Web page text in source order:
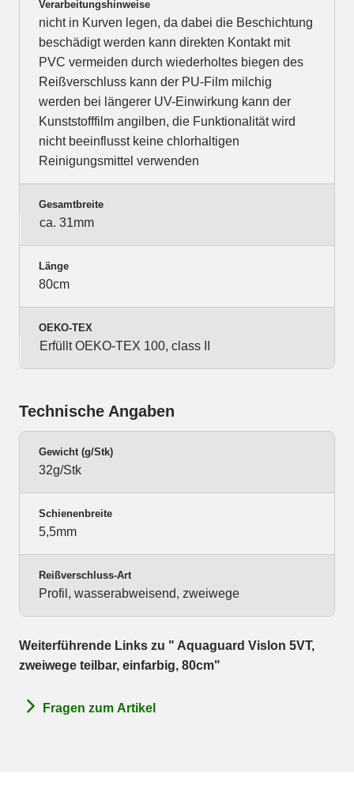
Verarbeitungshinweise
nicht in Kurven legen, da dabei die Beschichtung
beschädigt werden kann direkten Kontakt mit
PVC vermeiden durch wiederholtes biegen des
Reißverschluss kann der PU-Film milchig
werden bei längerer UV-Einwirkung kann der
Kunststofffilm angilben, die Funktionalität wird
nicht beeinflusst keine chlorhaltigen
Reinigungsmittel verwenden
Gesamtbreite
ca. 31mm
Länge
80cm
OEKO-TEX
Erfüllt OEKO-TEX 100, class II
Technische Angaben
Gewicht (g/Stk)
32g/Stk
Schienenbreite
5,5mm
Reißverschluss-Art
Profil, wasserabweisend, zweiwege
Weiterführende Links zu " Aquaguard Vislon 5VT,
zweiwege teilbar, einfarbig, 80cm"
Fragen zum Artikel